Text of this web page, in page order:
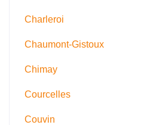
Charleroi
Chaumont-Gistoux
Chimay
Courcelles
Couvin